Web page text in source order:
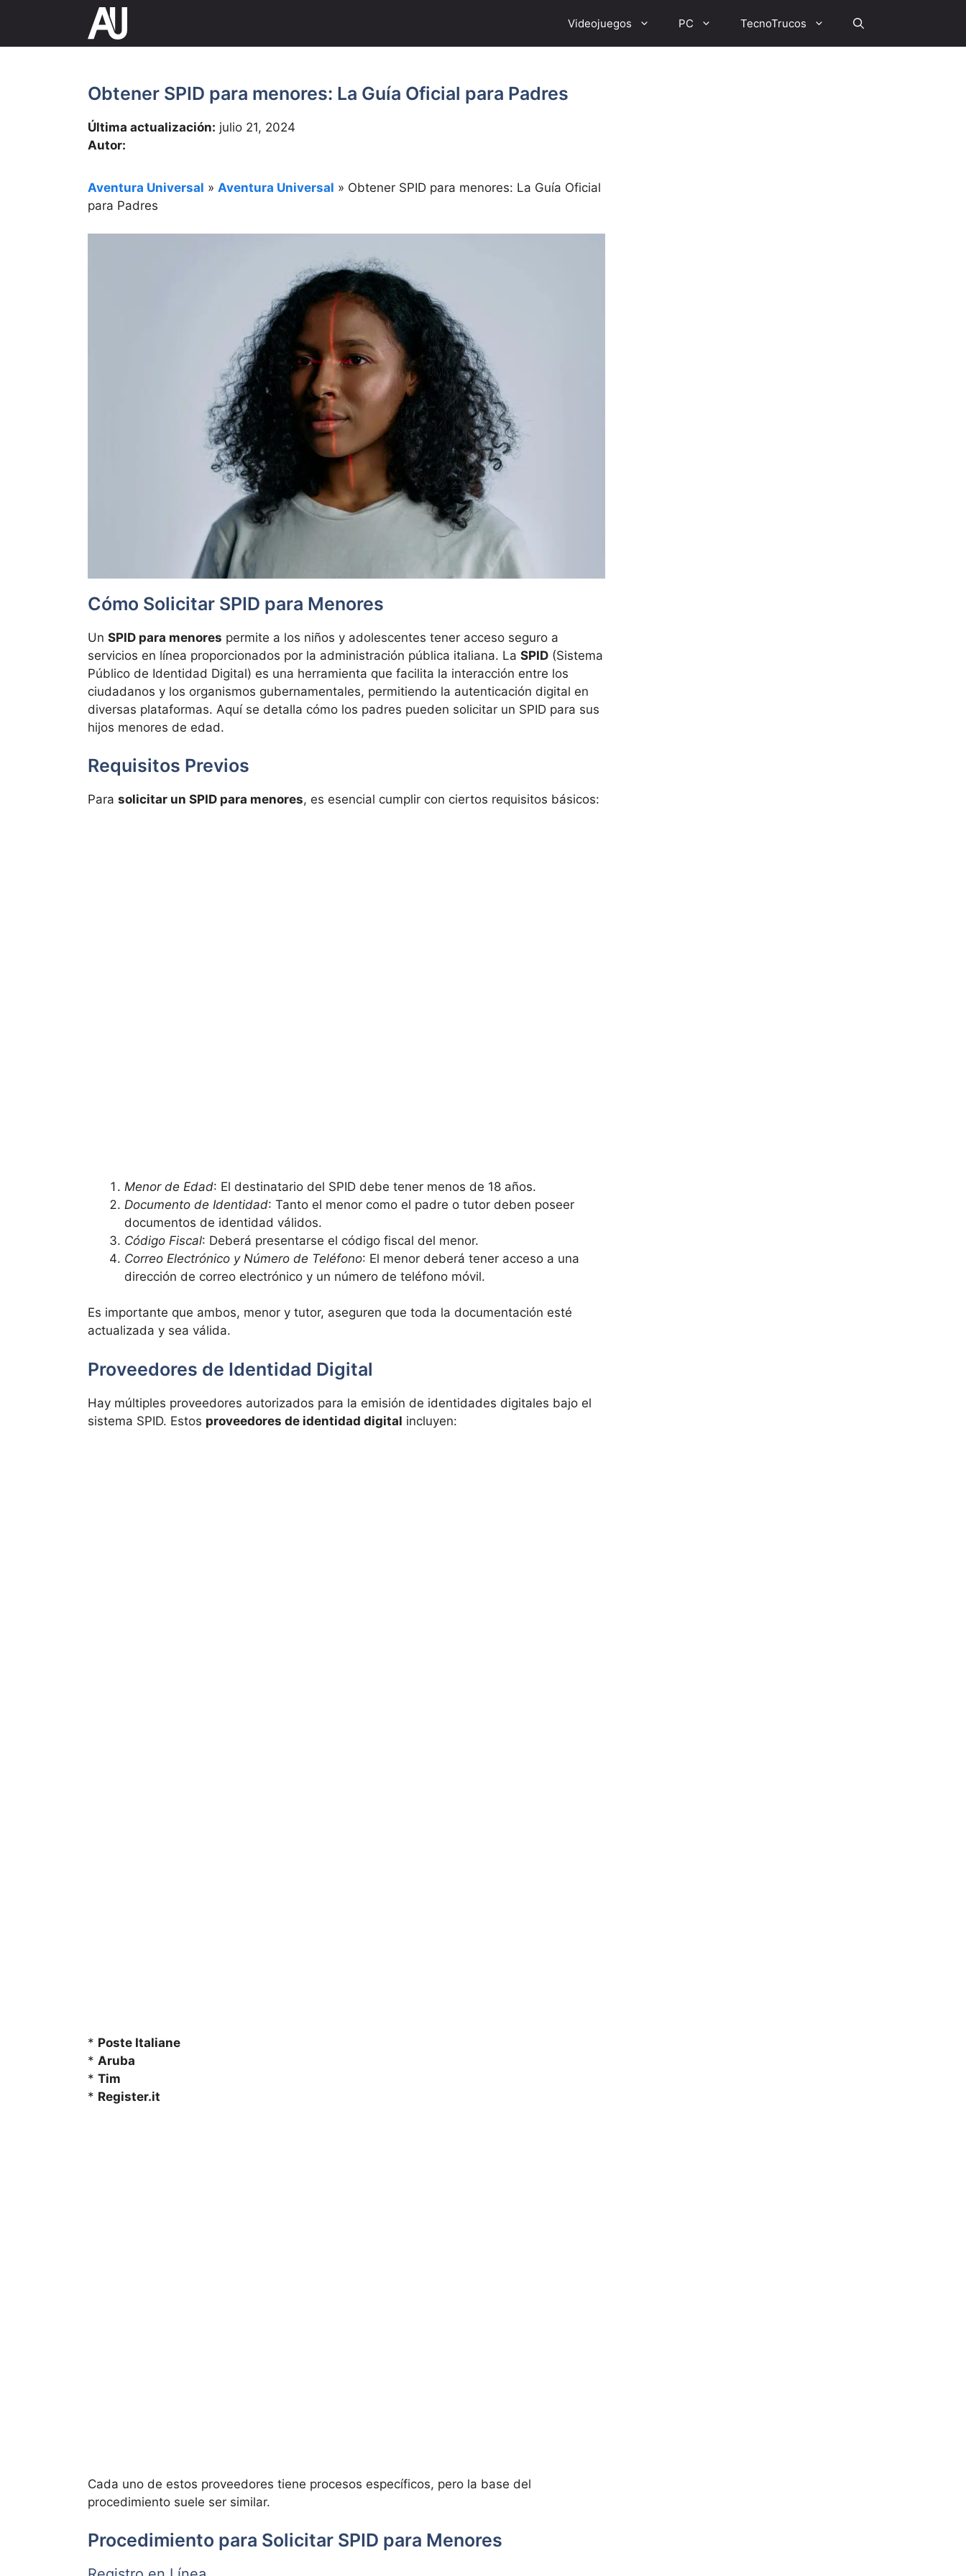
contenido
Videojuegos PC TecnoTrucos
Obtener SPID para menores: La Guía Oficial para Padres
Última actualización: julio 21, 2024
Autor:
Aventura Universal » Aventura Universal » Obtener SPID para menores: La Guía Oficial
para Padres
Cómo Solicitar SPID para Menores
Un SPID para menores permite a los niños y adolescentes tener acceso seguro a
servicios en línea proporcionados por la administración pública italiana. La SPID (Sistema
Público de Identidad Digital) es una herramienta que facilita la interacción entre los
ciudadanos y los organismos gubernamentales, permitiendo la autenticación digital en
diversas plataformas. Aquí se detalla cómo los padres pueden solicitar un SPID para sus
hijos menores de edad.
Requisitos Previos
Para solicitar un SPID para menores, es esencial cumplir con ciertos requisitos básicos:
Menor de Edad: El destinatario del SPID debe tener menos de 18 años.
Documento de Identidad: Tanto el menor como el padre o tutor deben poseer
documentos de identidad válidos.
Código Fiscal: Deberá presentarse el código fiscal del menor.
Correo Electrónico y Número de Teléfono: El menor deberá tener acceso a una
dirección de correo electrónico y un número de teléfono móvil.
Es importante que ambos, menor y tutor, aseguren que toda la documentación esté
actualizada y sea válida.
Proveedores de Identidad Digital
Hay múltiples proveedores autorizados para la emisión de identidades digitales bajo el
sistema SPID. Estos proveedores de identidad digital incluyen:
* Poste Italiane
* Aruba
* Tim
* Register.it
Cada uno de estos proveedores tiene procesos específicos, pero la base del
procedimiento suele ser similar.
Procedimiento para Solicitar SPID para Menores